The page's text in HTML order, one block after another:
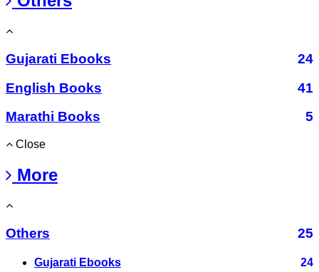
Gujarati Ebooks
24
English Books
41
Marathi Books
5
Close
More
Others 25
Gujarati Ebooks 24